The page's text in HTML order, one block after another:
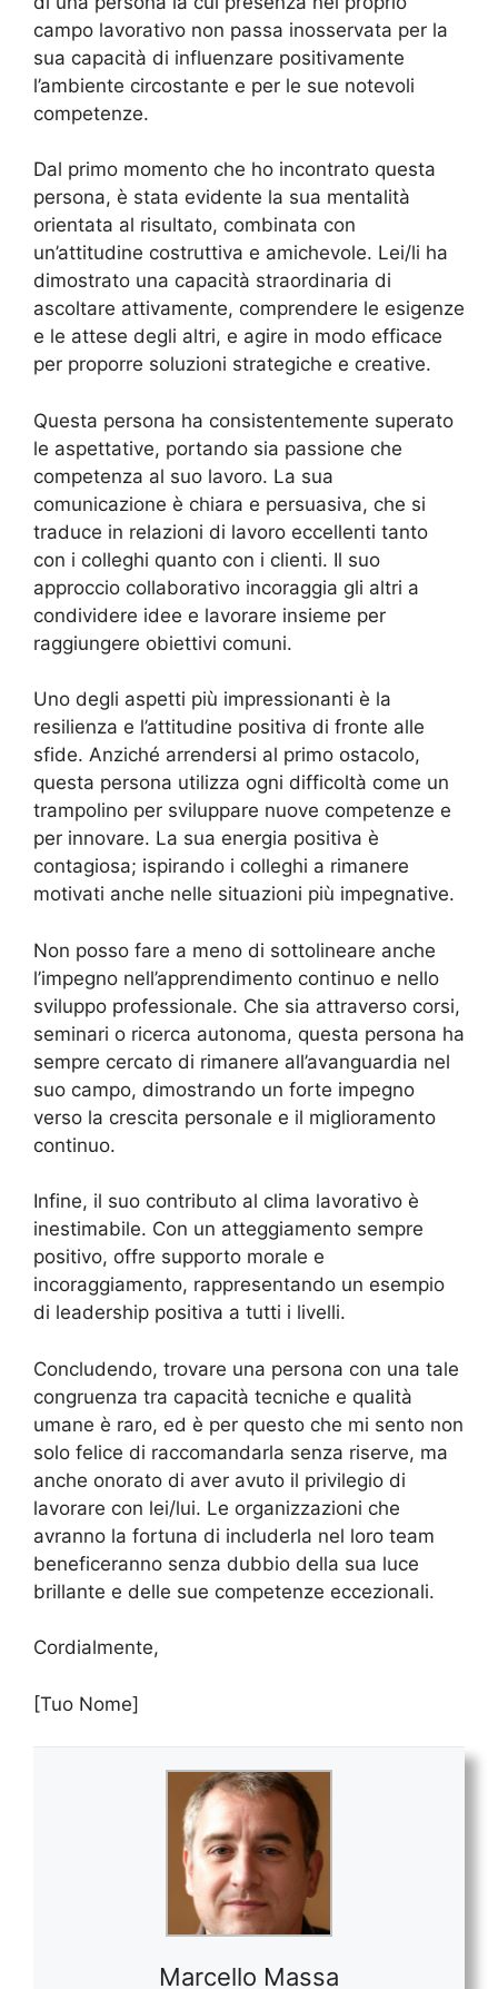
campo lavorativo non passa inosservata per la
sua capacità di influenzare positivamente
l’ambiente circostante e per le sue notevoli
competenze.
Dal primo momento che ho incontrato questa
persona, è stata evidente la sua mentalità
orientata al risultato, combinata con
un’attitudine costruttiva e amichevole. Lei/li ha
dimostrato una capacità straordinaria di
ascoltare attivamente, comprendere le esigenze
e le attese degli altri, e agire in modo efficace
per proporre soluzioni strategiche e creative.
Questa persona ha consistentemente superato
le aspettative, portando sia passione che
competenza al suo lavoro. La sua
comunicazione è chiara e persuasiva, che si
traduce in relazioni di lavoro eccellenti tanto
con i colleghi quanto con i clienti. Il suo
approccio collaborativo incoraggia gli altri a
condividere idee e lavorare insieme per
raggiungere obiettivi comuni.
Uno degli aspetti più impressionanti è la
resilienza e l’attitudine positiva di fronte alle
sfide. Anziché arrendersi al primo ostacolo,
questa persona utilizza ogni difficoltà come un
trampolino per sviluppare nuove competenze e
per innovare. La sua energia positiva è
contagiosa; ispirando i colleghi a rimanere
motivati anche nelle situazioni più impegnative.
Non posso fare a meno di sottolineare anche
l’impegno nell’apprendimento continuo e nello
sviluppo professionale. Che sia attraverso corsi,
seminari o ricerca autonoma, questa persona ha
sempre cercato di rimanere all’avanguardia nel
suo campo, dimostrando un forte impegno
verso la crescita personale e il miglioramento
continuo.
Infine, il suo contributo al clima lavorativo è
inestimabile. Con un atteggiamento sempre
positivo, offre supporto morale e
incoraggiamento, rappresentando un esempio
di leadership positiva a tutti i livelli.
Concludendo, trovare una persona con una tale
congruenza tra capacità tecniche e qualità
umane è raro, ed è per questo che mi sento non
solo felice di raccomandarla senza riserve, ma
anche onorato di aver avuto il privilegio di
lavorare con lei/lui. Le organizzazioni che
avranno la fortuna di includerla nel loro team
beneficeranno senza dubbio della sua luce
brillante e delle sue competenze eccezionali.
Cordialmente,
[Tuo Nome]
Marcello Massa